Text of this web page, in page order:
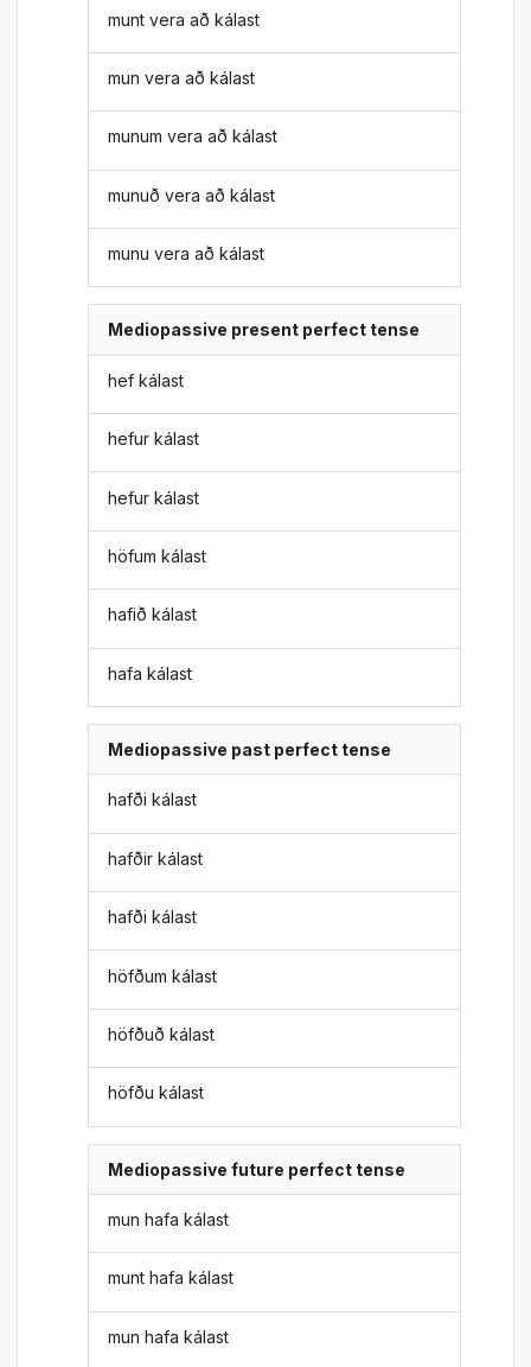
munt vera að kálast
mun vera að kálast
munum vera að kálast
munuð vera að kálast
munu vera að kálast
Mediopassive present perfect tense
hef kálast
hefur kálast
hefur kálast
höfum kálast
hafið kálast
hafa kálast
Mediopassive past perfect tense
hafði kálast
hafðir kálast
hafði kálast
höfðum kálast
höfðuð kálast
höfðu kálast
Mediopassive future perfect tense
mun hafa kálast
munt hafa kálast
mun hafa kálast